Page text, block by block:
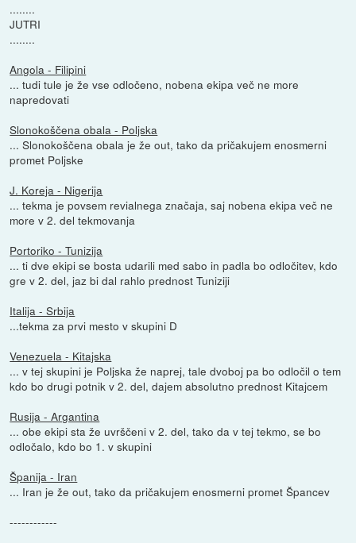
........
JUTRI
........
Angola - Filipini
... tudi tule je že vse odločeno, nobena ekipa več ne more
napredovati
Slonokoščena obala - Poljska
... Slonokoščena obala je že out, tako da pričakujem enosmerni
promet Poljske
J. Koreja - Nigerija
... tekma je povsem revialnega značaja, saj nobena ekipa več ne
more v 2. del tekmovanja
Portoriko - Tunizija
... ti dve ekipi se bosta udarili med sabo in padla bo odločitev, kdo
gre v 2. del, jaz bi dal rahlo prednost Tuniziji
Italija - Srbija
...tekma za prvi mesto v skupini D
Venezuela - Kitajska
... v tej skupini je Poljska že naprej, tale dvoboj pa bo odločil o tem
kdo bo drugi potnik v 2. del, dajem absolutno prednost Kitajcem
Rusija - Argantina
... obe ekipi sta že uvrščeni v 2. del, tako da v tej tekmo, se bo
odločalo, kdo bo 1. v skupini
Španija - Iran
... Iran je že out, tako da pričakujem enosmerni promet Špancev
------------